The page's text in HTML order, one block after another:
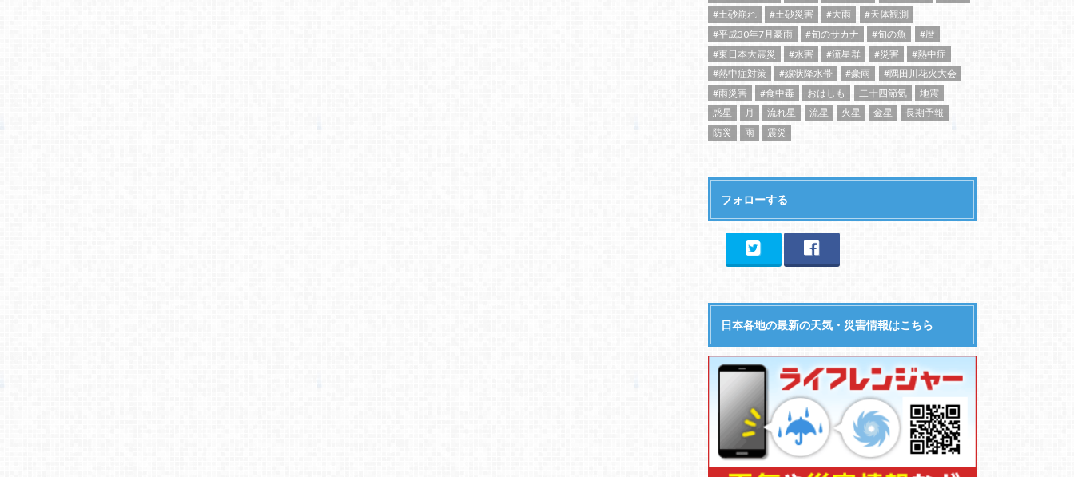
#土砂崩れ
#土砂災害 #大雨
#天体観測
#平成30年7月豪雨
#旬のサカナ #旬の魚
#暦
#東日本大震災
#水害 #流星群 #災害
#熱中症
#熱中症対策
#線状降水帯 #豪雨
#隅田川花火大会
#雨災害
#食中毒 おはしも 二十四節気
地震
惑星
月 流れ星 流星 火星 金星
長期予報
防災
雨 震災
フォローする
日本各地の最新の天気・災害情報はこちら